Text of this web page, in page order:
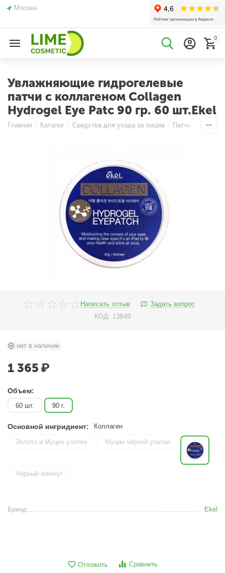
Москва
0
Увлажняющие гидрогелевые
патчи с коллагеном Collagen
Hydrogel Eye Patc 90 гр. 60 шт.Ekel
Главная / Каталог / Средства для ухода за лицом / Патчи Патчи
Написать отзыв
Задать вопрос
КОД: 13849
нет в наличии
1 365 ₽
Объем:
60 шт. 90 г.
Основной ингридиент: Коллаген
Золото и Муцин улитки Муцин чёрной улитки
Чёрный жемчуг
Бренд Ekel
Отложить Сравнить